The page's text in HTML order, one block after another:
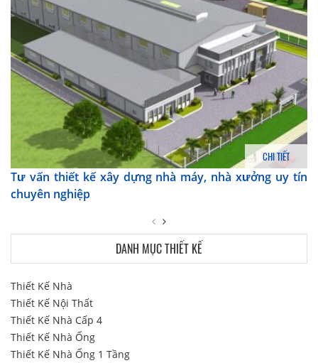
CHI TIẾT
Tư vấn thiết kế xây dựng nhà máy, nhà xưởng uy tín
chuyên nghiệp
DANH MỤC THIẾT KẾ
Thiết Kế Nhà
Thiết Kế Nội Thất
Thiết Kế Nhà Cấp 4
Thiết Kế Nhà Ống
Thiết Kế Nhà Ống 1 Tầng